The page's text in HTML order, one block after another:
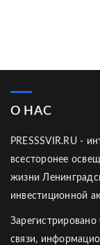
О НАС
PRESSSVIR.RU -
всесторонее
жизни
инвестиционной
связи,